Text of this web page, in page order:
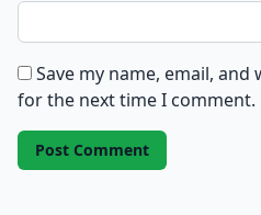
Save my name, email,
for the next time I comment.